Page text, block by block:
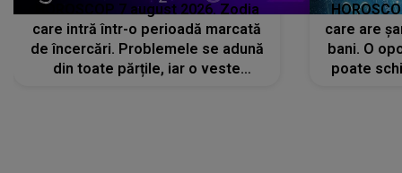
HOROSCOP 7 august 2026. Zodia
care intră într-o perioadă marcată
de încercări. Problemele se adună
din toate părțile, iar o veste
care are
bani. O
poate